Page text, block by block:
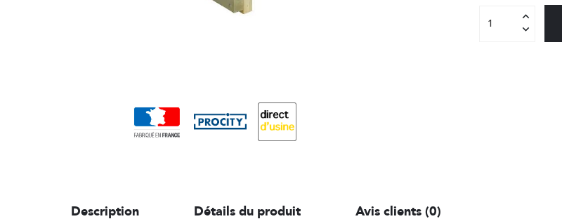
Description Détails du produit Avis clients (0)